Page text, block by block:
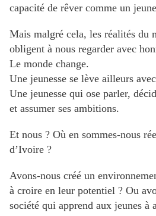
capacité de rêver comme un
Mais malgré cela, les réalités du
obligent à nous regarder avec
Le monde change.
Une jeunesse se lève ailleurs
Une jeunesse qui ose parler,
et assumer ses ambitions.
Et nous ? Où en sommes-nous
d’Ivoire ?
Avons-nous créé un
à croire en leur potentiel ? Ou
société qui apprend aux jeunes à